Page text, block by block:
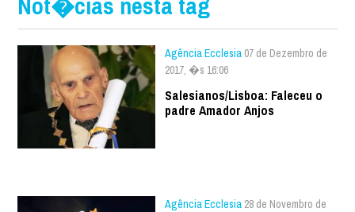
Agência Ecclesia 07 de Dezembro de
2017, �s 16:06
Salesianos/Lisboa: Faleceu o
padre Amador Anjos
Agência Ecclesia 28 de Novembro de